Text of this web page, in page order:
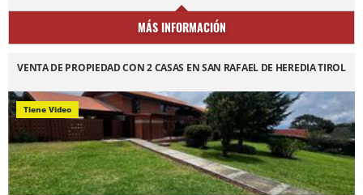
MÁS INFORMACIÓN
VENTA DE PROPIEDAD CON 2 CASAS EN SAN RAFAEL DE HEREDIA TIROL
Tiene Video